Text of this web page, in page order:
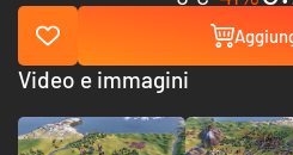
Video e immagini